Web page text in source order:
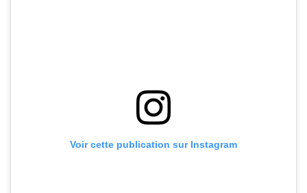
Voir cette publication sur Instagram